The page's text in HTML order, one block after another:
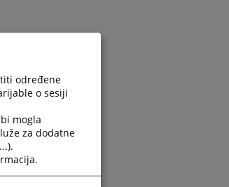
određene
o sesiji
mogla
za dodatne